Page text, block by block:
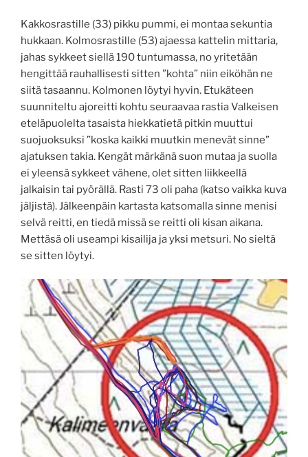
Kakkosrastille (33) pikku pummi, ei montaa sekuntia
hukkaan. Kolmosrastille (53) ajaessa kattelin mittaria,
jahas sykkeet siellä 190 tuntumassa, no yritetään
hengittää rauhallisesti sitten ”kohta” niin eiköhän ne
siitä tasaannu. Kolmonen löytyi hyvin. Etukäteen
suunniteltu ajoreitti kohtu seuraavaa rastia Valkeisen
eteläpuolelta tasaista hiekkatietä pitkin muuttui
suojuoksuksi ”koska kaikki muutkin menevät sinne”
ajatuksen takia. Kengät märkänä suon mutaa ja suolla
ei yleensä sykkeet vähene, olet sitten liikkeellä
jalkaisin tai pyörällä. Rasti 73 oli paha (katso vaikka kuva
jäljistä). Jälkeenpäin kartasta katsomalla sinne menisi
selvä reitti, en tiedä missä se reitti oli kisan aikana.
Mettäsä oli useampi kisailija ja yksi metsuri. No sieltä
se sitten löytyi.